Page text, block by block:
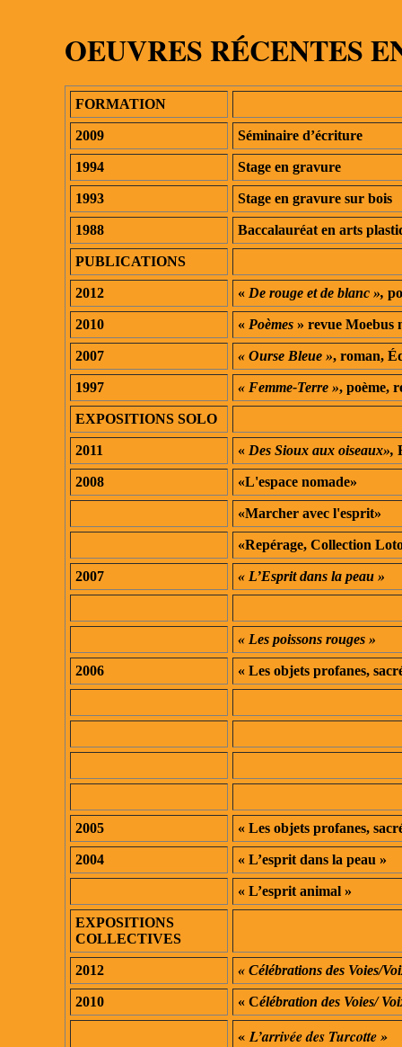
OEUVRES RÉCENTES
FORMATION
2009 Séminaire d’écriture
1994 Stage en gravure
1993 Stage en gravure sur bois
1988 Baccalauréat en arts
PUBLICATIONS
2012 « De rouge et de blanc »,
2010 « Poèmes » revue Moebus
2007 « Ourse Bleue », roman,
1997 « Femme-Terre », poème,
EXPOSITIONS SOLO
2011 « Des Sioux aux oiseaux»,
2008 «L'espace nomade»
«Marcher avec l'esprit»
«Repérage, Collection
2007 « L’Esprit dans la peau »
« Les poissons rouges »
2006 « Les objets profanes,
2005 « Les objets profanes,
2004 « L’esprit dans la peau »
« L’esprit animal »
EXPOSITIONS
COLLECTIVES
2012 « Célébrations des Voies/
2010 « Célébration des Voies/
«L’arrivée des Turcotte »